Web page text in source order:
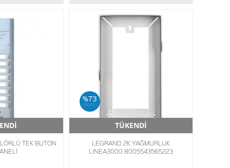
TEK BUTON
TÜKENDİ
Hızlı Teslimat
LEGRAND 2K YAĞMURLUK
LINEA3000 8005543565223
%73
iskonto